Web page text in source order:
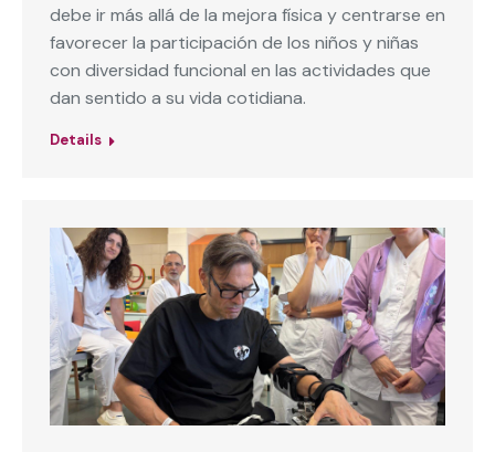
debe ir más allá de la mejora física y centrarse en
favorecer la participación de los niños y niñas
con diversidad funcional en las actividades que
dan sentido a su vida cotidiana.
Details